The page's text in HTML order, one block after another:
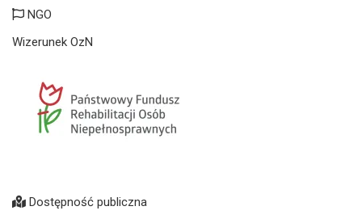
NGO
Wizerunek OzN
Dostępność publiczna